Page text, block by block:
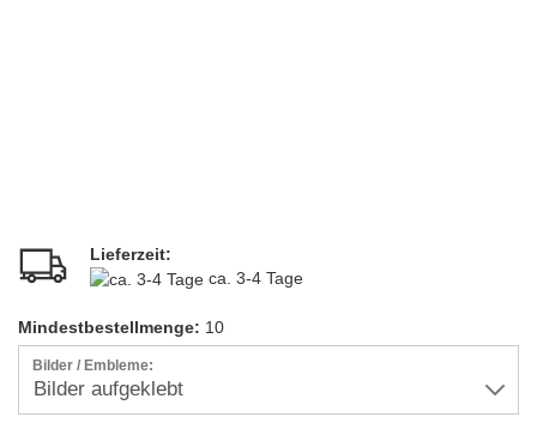
Lieferzeit:
ca. 3-4 Tage
Mindestbestellmenge: 10
Bilder / Embleme: